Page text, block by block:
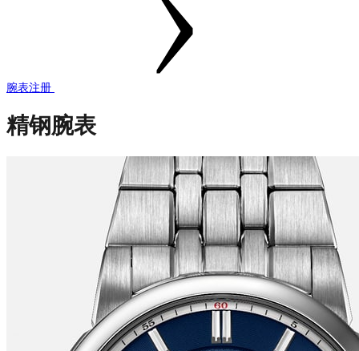
腕表注册
精钢腕表